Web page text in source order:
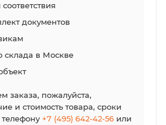
документов
склада в Москве
заказа, пожалуйста,
и стоимость товара, сроки
телефону+7 (495) 642-42-56 или